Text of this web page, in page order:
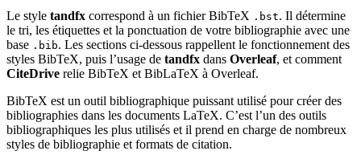
Le style tandfx correspond à un fichier BibTeX .bst. Il détermine
le tri, les étiquettes et la ponctuation de votre bibliographie avec une
base .bib. Les sections ci-dessous rappellent le fonctionnement des
styles BibTeX, puis l’usage de tandfx dans Overleaf, et comment
CiteDrive relie BibTeX et BibLaTeX à Overleaf.
BibTeX est un outil bibliographique puissant utilisé pour créer des
bibliographies dans les documents LaTeX. C’est l’un des outils
bibliographiques les plus utilisés et il prend en charge de nombreux
styles de bibliographie et formats de citation.